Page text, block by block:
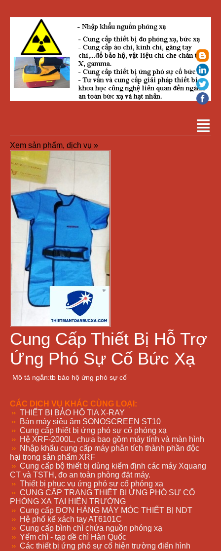
Xem sản phẩm, dịch vụ »
Cung Cấp Thiết Bị Hỗ Trợ
Ứng Phó Sự Cố Bức Xạ
Mô tả ngắn:tb bảo hộ ứng phó sự cố
CÁC DỊCH VỤ KHÁC CÙNG LOẠI:
THIẾT BỊ BẢO HỘ TIA X-RAY
Bán máy siêu âm SONOSCREEN ST10
Cung cấp thiết bị ứng phó sự cố phóng xạ
Hệ XRF-2000L, chưa bao gồm máy tính và màn hình
Nhập khẩu cung cấp máy phân tích thành phần độc
hại trong sản phẩm XRF
Cung cấp bộ thiết bị dùng kiểm định các máy Xquang
CT và TSTH, đo an toàn phòng đặt máy.
Thiết bị phục vụ ứng phó sự cố phóng xạ
CUNG CẤP TRANG THIẾT BỊ ỨNG PHÓ SỰ CỐ
PHÓNG XẠ TẠI HIỆN TRƯỜNG
Cung cấp ĐƠN HÀNG MÁY MÓC THIẾT BỊ NDT
Hệ phổ kế xách tay AT6101C
Cung cấp bình chì chứa nguồn phóng xạ
Yếm chì - tạp dề chì Hàn Quốc
Các thiết bị ứng phó sự cố hiện trường điển hình